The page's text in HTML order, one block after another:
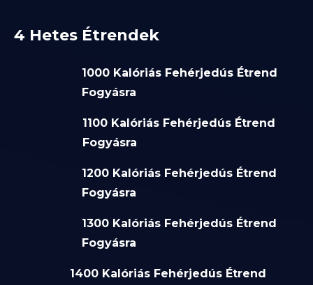
4 Hetes Étrendek
1000 Kalóriás Fehérjedús Étrend
Fogyásra
1100 Kalóriás Fehérjedús Étrend
Fogyásra
1200 Kalóriás Fehérjedús Étrend
Fogyásra
1300 Kalóriás Fehérjedús Étrend
Fogyásra
1400 Kalóriás Fehérjedús Étrend